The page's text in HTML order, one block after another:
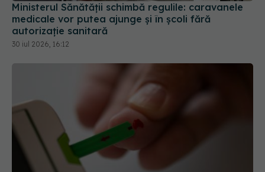
Ministerul Sănătății schimbă regulile: caravanele
medicale vor putea ajunge și în școli fără
autorizație sanitară
30 iul 2026, 16:12